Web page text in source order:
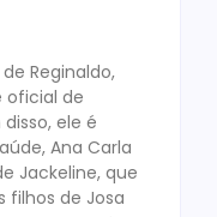
Reginaldo,
oficial de
ele é
Ana Carla
Jackeline, que
de Josa